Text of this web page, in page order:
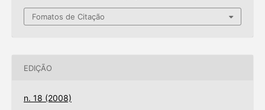
Fomatos de Citação
EDIÇÃO
n. 18 (2008)